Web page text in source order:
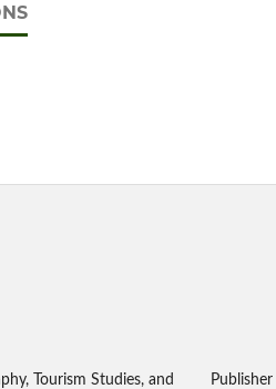
Tourism Studies, and
Publisher